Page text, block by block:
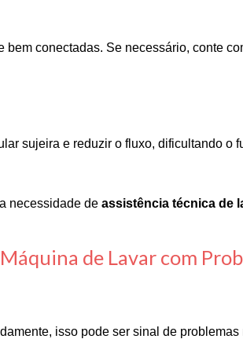
bem conectadas. Se necessário, conte
sujeira e reduzir o fluxo, dificultando o
necessidade deassistência técnica de
de Lavar com
isso pode ser sinal de problemas